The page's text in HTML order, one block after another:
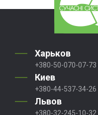
Харьков
+380-50-070-07-73
Киев
+380-44-537-34-26
Львов
+380-32-245-10-32